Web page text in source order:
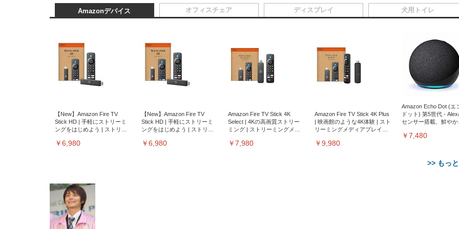
Amazonデバイス
【New】Amazon Fire TV
Stick HD | 手軽にストリーミ
ングをはじめよう | ストリー
￥6,980
【New】Amazon Fire TV
Stick HD | 手軽にストリーミ
ングをはじめよう | ストリー
￥6,980
Amazon Fire TV Stick 4K
Select | 4Kの高画質ストリー
ミング | ストリーミングメデ
￥7,980
Amazon Fire TV Stick 4K Plus
| 映画館のような4K体験 | スト
リーミングメディアプレイヤ
￥9,980
Amazon Echo Dot (エ
ドット) 第5世代 -
センサー搭載、鮮やか
￥7,480
>> もっ
オフィスチェア ディスプレイ 犬用トイレ